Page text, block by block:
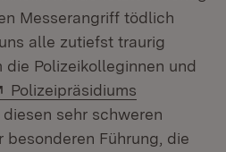
Messerangriff tödlich
alle zutiefst traurig
Polizeikolleginnen und
Extern:
Polizeipräsidiums
Fenster)
diesen sehr schweren
besonderen Führung, die